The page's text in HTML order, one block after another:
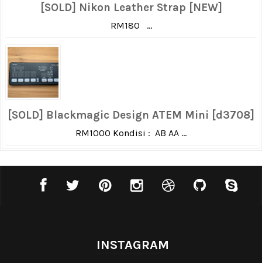
[SOLD] Nikon Leather Strap [NEW]
RM180 ...
[SOLD] Blackmagic Design ATEM Mini [d3708]
RM1000 Kondisi : AB AA ...
INSTAGRAM